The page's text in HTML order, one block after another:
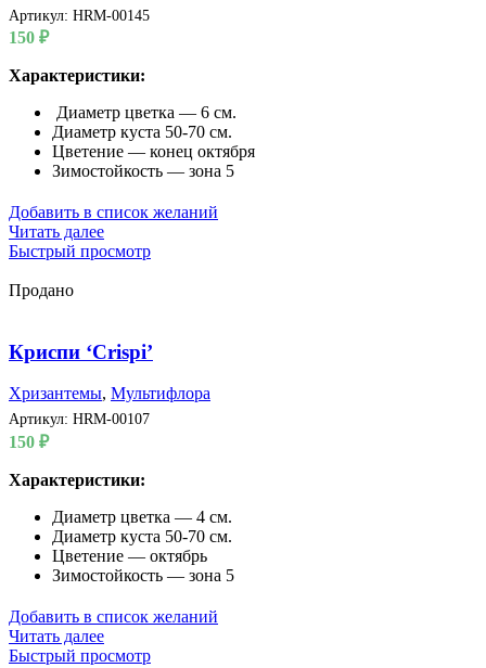
Артикул: HRM-00145
150 ₽
Характеристики:
Диаметр цветка — 6 см.
Диаметр куста 50-70 см.
Цветение — конец октября
Зимостойкость — зона 5
Добавить в список желаний
Читать далее
Быстрый просмотр
Продано
Криспи ‘Crispi’
Хризантемы, Мультифлора
Артикул: HRM-00107
150 ₽
Характеристики:
Диаметр цветка — 4 см.
Диаметр куста 50-70 см.
Цветение — октябрь
Зимостойкость — зона 5
Добавить в список желаний
Читать далее
Быстрый просмотр